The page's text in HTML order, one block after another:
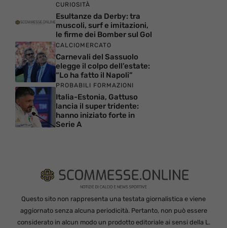
CURIOSITÀ
Esultanze da Derby: tra
muscoli, surf e imitazioni,
le firme dei Bomber sul Gol
CALCIOMERCATO
Carnevali del Sassuolo
elegge il colpo dell’estate:
“Lo ha fatto il Napoli”
PROBABILI FORMAZIONI
Italia-Estonia, Gattuso
lancia il super tridente:
hanno iniziato forte in
Serie A
Questo sito non rappresenta una testata giornalistica e viene
aggiornato senza alcuna periodicità. Pertanto, non può essere
considerato in alcun modo un prodotto editoriale ai sensi della L.